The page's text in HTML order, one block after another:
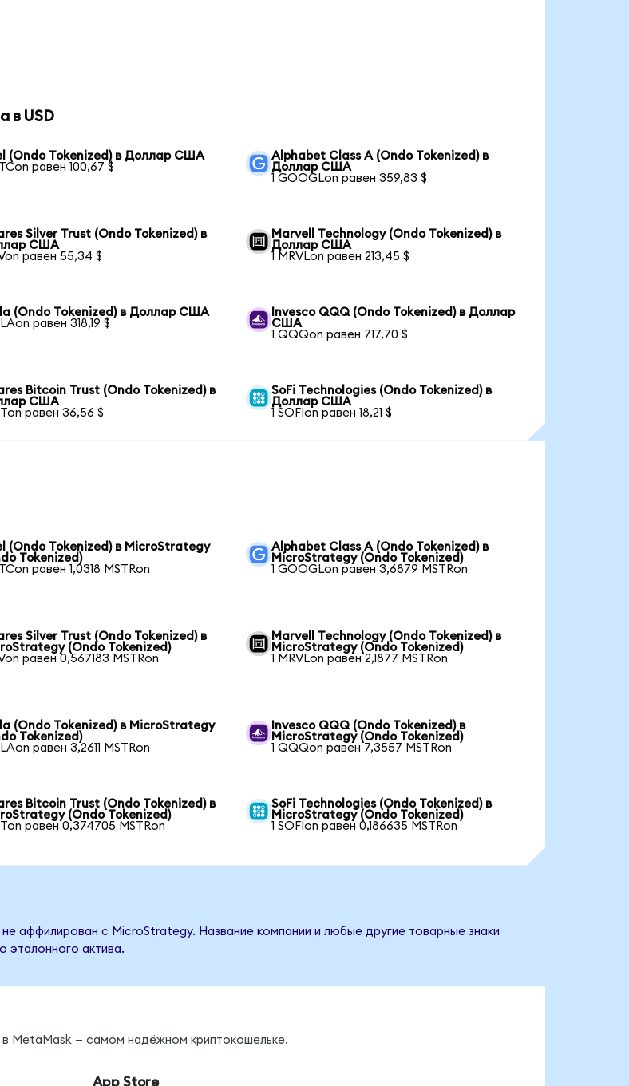
в USD
(Ondo Tokenized) в Доллар США
равен 100,67 $
Alphabet Class A (Ondo Tokenized) в
Доллар США
1 GOOGLon равен 359,83 $
Silver Trust (Ondo Tokenized) в
США
равен 55,34 $
Marvell Technology (Ondo Tokenized) в
Доллар США
1 MRVLon равен 213,45 $
(Ondo Tokenized) в Доллар США
равен 318,19 $
Invesco QQQ (Ondo Tokenized) в Доллар
США
1 QQQon равен 717,70 $
Bitcoin Trust (Ondo Tokenized) в
США
равен 36,56 $
SoFi Technologies (Ondo Tokenized) в
Доллар США
1 SOFIon равен 18,21 $
(Ondo Tokenized) в MicroStrategy
Tokenized)
равен 1,0318 MSTRon
Alphabet Class A (Ondo Tokenized) в
MicroStrategy (Ondo Tokenized)
1 GOOGLon равен 3,6879 MSTRon
Silver Trust (Ondo Tokenized) в
(Ondo Tokenized)
равен 0,567183 MSTRon
Marvell Technology (Ondo Tokenized) в
MicroStrategy (Ondo Tokenized)
1 MRVLon равен 2,1877 MSTRon
(Ondo Tokenized) в MicroStrategy
Tokenized)
равен 3,2611 MSTRon
Invesco QQQ (Ondo Tokenized) в
MicroStrategy (Ondo Tokenized)
1 QQQon равен 7,3557 MSTRon
Bitcoin Trust (Ondo Tokenized) в
(Ondo Tokenized)
равен 0,374705 MSTRon
SoFi Technologies (Ondo Tokenized) в
MicroStrategy (Ondo Tokenized)
1 SOFIon равен 0,186635 MSTRon
аффилирован с MicroStrategy. Название компании и любые другие товарные знаки
эталонного актива.
в MetaMask — самом надёжном криптокошельке.
App Store